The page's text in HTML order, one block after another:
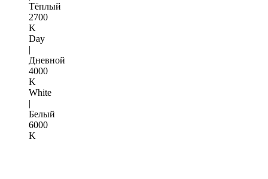
Тёплый
2700
K
Day
|
Дневной
4000
K
White
|
Белый
6000
K